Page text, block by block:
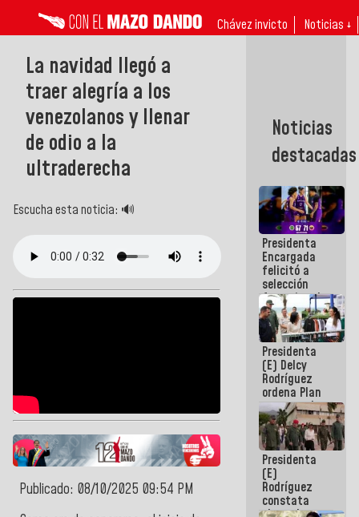
Chávez invicto Noticias ↓
La navidad llegó a
traer alegría a los
venezolanos y llenar
de odio a la
ultraderecha
Escucha esta noticia: 🔊
Publicado: 08/10/2025 09:54 PM
Noticias
destacadas
Presidenta
Encargada
felicitó a
selección
femenina de
baloncesto
por su
clasificación
a la
AmeriCup
2027
Presidenta
(E) Delcy
Rodríguez
ordena Plan
maestro de
desarrollo
logístico y
turístico
para La
Guaira
Presidenta
(E)
Rodríguez
constata